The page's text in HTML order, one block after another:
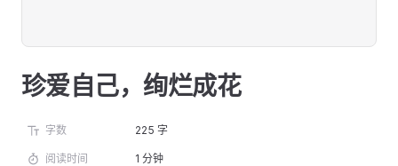
珍爱自己，绚烂成花
字数 225 字
阅读时间 1 分钟